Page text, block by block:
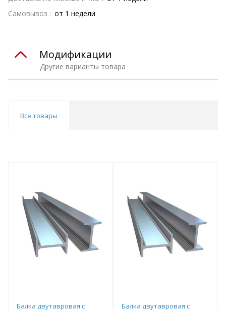
Самовывоз : от 1 недели
Другие варианты товара
Модификации
Все товары
Балка двутавровая с Балка двутавровая с